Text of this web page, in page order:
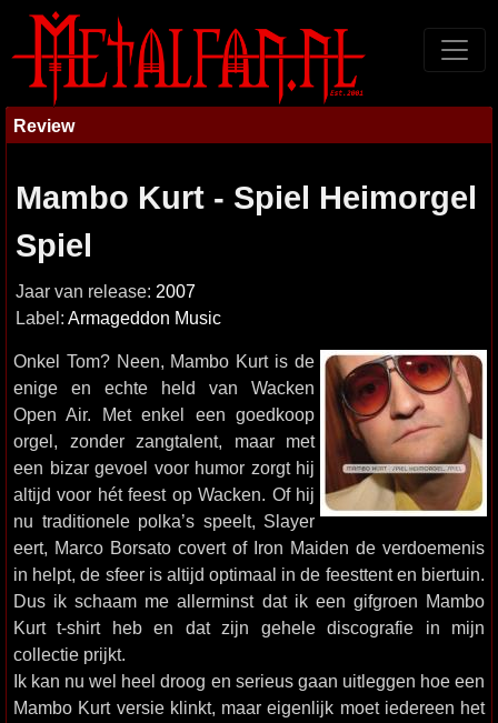
Review
Mambo Kurt - Spiel Heimorgel
Spiel
Jaar van release: 2007
Label: Armageddon Music
Onkel Tom? Neen, Mambo Kurt is de
enige en echte held van Wacken
Open Air. Met enkel een goedkoop
orgel, zonder zangtalent, maar met
een bizar gevoel voor humor zorgt hij
altijd voor hét feest op Wacken. Of hij
nu traditionele polka’s speelt, Slayer
eert, Marco Borsato covert of Iron Maiden de verdoemenis
in helpt, de sfeer is altijd optimaal in de feesttent en biertuin.
Dus ik schaam me allerminst dat ik een gifgroen Mambo
Kurt t-shirt heb en dat zijn gehele discografie in mijn
collectie prijkt.
Ik kan nu wel heel droog en serieus gaan uitleggen hoe een
Mambo Kurt versie klinkt, maar eigenlijk moet iedereen het